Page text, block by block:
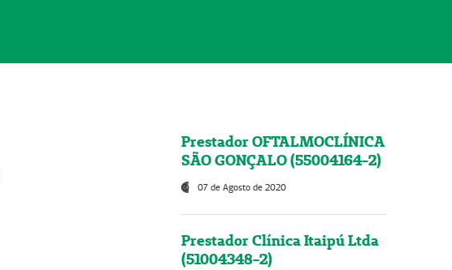
Prestador OFTALMOCLÍNICA
SÃO GONÇALO (55004164-2)
07 de Agosto de 2020
Prestador Clínica Itaipú Ltda
(51004348-2)